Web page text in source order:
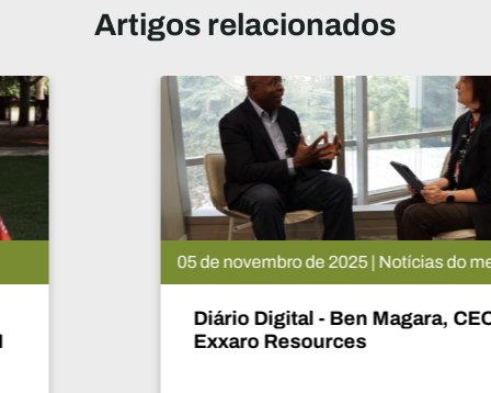
Artigos relacionados
05 de novembro de 2025 | Notícias do mercado
Diário Digital - Ben Magara, CEO da
Exxaro Resources